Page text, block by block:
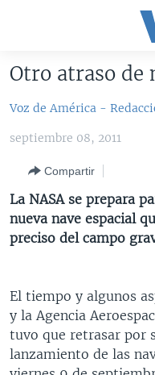
accesibilidad
al
principal
navegador
principal
Salte
AMÉRICA DEL NORTE
EEUU
MÉXICO
HAITÍ
ELECCIONES EEUU 2024
ELECCIONES EEUU
VOTO DIVIDIDO
VOA VERIFICA
VOA VERIFICA
VOA VERIFICA
VOA VERIFICA AMÉRICA
AMÉRICA LATINA
ARGENTINA
BOLIVIA
CHILE
PERÚ
ECUADOR
CHINA EN AMÉRICA LATINA
CENTROAMÉRICA
EL SALVADOR
GUATEMALA
HONDURAS
INMIGRACIÓN
LIBERTAD DE PRENSA
MUNDO
ESPECIALES DE LA VOA
LIBERTAD DE PRENSA
UCRANIA
Otro atraso de
Voz de América -
septiembre 08, 2011
Compartir
La NASA se prepara
nueva nave espacial
preciso del campo
El tiempo y algunos
y la Agencia
tuvo que retrasar por
lanzamiento de las